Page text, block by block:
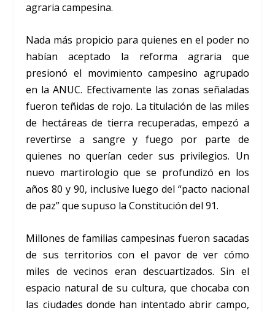
agraria campesina.
Nada más propicio para quienes en el poder no
habían aceptado la reforma agraria que
presionó el movimiento campesino agrupado
en la ANUC. Efectivamente las zonas señaladas
fueron teñidas de rojo. La titulación de las miles
de hectáreas de tierra recuperadas, empezó a
revertirse a sangre y fuego por parte de
quienes no querían ceder sus privilegios. Un
nuevo martirologio que se profundizó en los
años 80 y 90, inclusive luego del “pacto nacional
de paz” que supuso la Constitución del 91.
Millones de familias campesinas fueron sacadas
de sus territorios con el pavor de ver cómo
miles de vecinos eran descuartizados. Sin el
espacio natural de su cultura, que chocaba con
las ciudades donde han intentado abrir campo,